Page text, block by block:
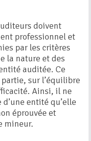
doivent
professionnel et
par les critères
la nature et des
auditée. Ce
sur l’équilibre
Ainsi, il ne
entité qu’elle
éprouvée et
mineur.